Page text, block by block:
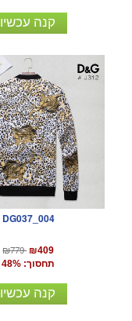
קנה עכשיו
DG037_004
₪779 ₪409
תחסוך: 48%
קנה עכשיו